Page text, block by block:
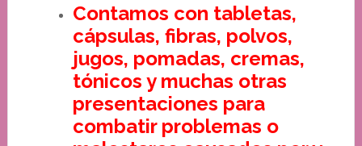
Contamos con tabletas,
cápsulas, fibras, polvos,
jugos, pomadas, cremas,
tónicos y muchas otras
presentaciones para
combatir problemas o